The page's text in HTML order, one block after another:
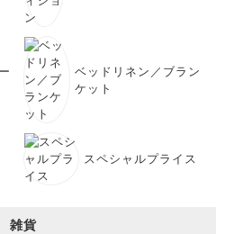
ベッドリネン／ブラン
ケット
スペシャルプライス
雑貨